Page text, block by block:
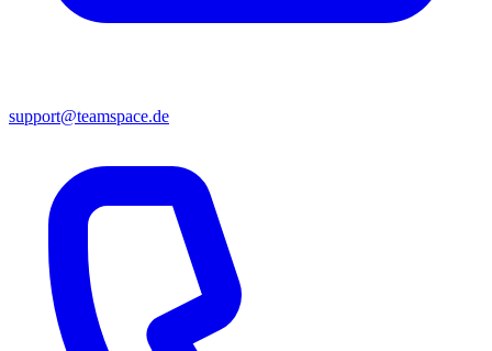
support@teamspace.de